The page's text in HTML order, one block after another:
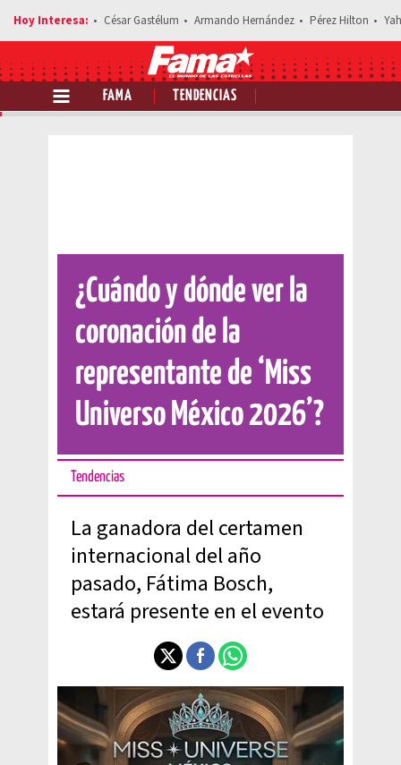
César Gastélum Armando Hernández Pérez Hilton
FAMA TENDENCIAS
Comparte esta noticia
¿Cuándo y dónde ver la
coronación de la
representante de ‘Miss
Universo México 2026’?
Tendencias
La ganadora del certamen
internacional del año
pasado, Fátima Bosch,
estará presente en el evento